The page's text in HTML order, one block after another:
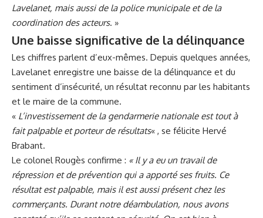
Lavelanet, mais aussi de la police municipale et de la
coordination des acteurs. »
Une baisse significative de la délinquance
Les chiffres parlent d’eux-mêmes. Depuis quelques années,
Lavelanet enregistre une baisse de la délinquance et du
sentiment d’insécurité, un résultat reconnu par les habitants
et le maire de la commune.
« L’investissement de la gendarmerie nationale est tout à
fait palpable et porteur de résultats« , se félicite Hervé
Brabant.
Le colonel Rougès confirme : « Il y a eu un travail de
répression et de prévention qui a apporté ses fruits. Ce
résultat est palpable, mais il est aussi présent chez les
commerçants. Durant notre déambulation, nous avons